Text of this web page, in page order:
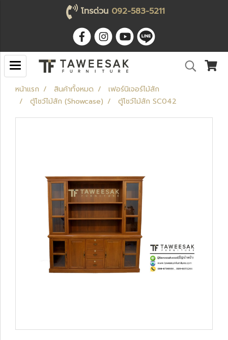
โทรด่วน 092-583-5211
หน้าแรก สินค้าทั้งหมด
เฟอร์นิเจอร์ไม้สัก
ตู้โชว์ไม้สัก (Showcase)
ตู้โชว์ไม้สัก SC042